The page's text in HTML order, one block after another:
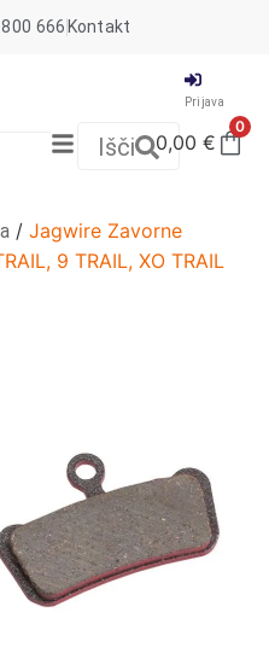
666 Kontakt
Prijava
Išči
0
0,00 €
/ Jagwire Zavorne
9 TRAIL, XO TRAIL